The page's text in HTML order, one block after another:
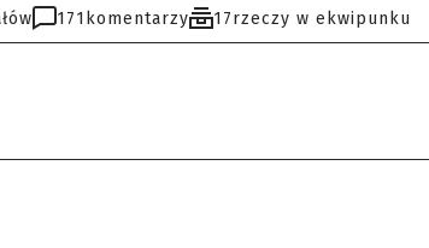
171 komentarzy 17rzeczy w ekwipunku